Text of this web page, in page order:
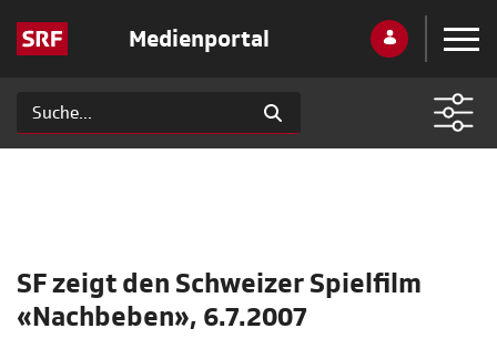
Medienportal
SF zeigt den Schweizer Spielfilm
«Nachbeben», 6.7.2007